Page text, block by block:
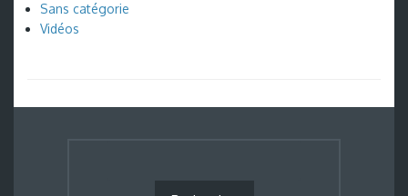
Sans catégorie
Vidéos